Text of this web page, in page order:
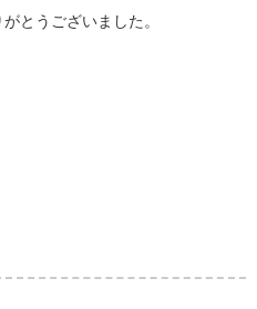
とうございました。